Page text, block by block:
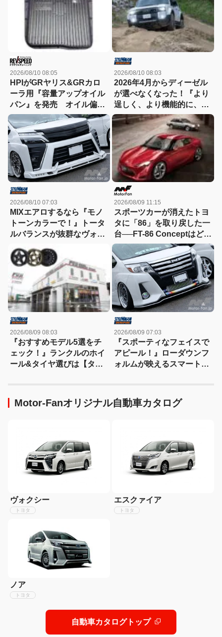
2026/08/10 08:05
HPIがGRヤリス&GRカロ
ーラ用『容量アップオイル
パン』を発売 オイル偏り
対策の内部隔壁も付属
2026/08/10 08:03
2026年4月からディーゼル
が選べなくなった！『より
逞しく、より機能的に、よ
り泥臭く』カスタム人気も
高いランクル250ってどん
なクルマ？【トヨタ・ラン
ドクルーザーガイド】
2026/08/10 07:03
MIXエアロするなら『モノ
トーンカラーで！』トータ
ルバランスが抜群なヴォク
2026/08/09 11:15
スポーツカーが消えたトヨ
タに「86」を取り戻した一
台──FT-86 Conceptはどう
なった？
2026/08/09 08:03
『おすすめモデル5選をチ
ェック！』ランクルのホイ
ール&タイヤ選びは【タイ
2026/08/09 07:03
『スポーティなフェイスで
アピール！』ローダウンフ
ォルムが映えるスマートな
Motor-Fanオリジナル自動車カタログ
ヴォクシー
トヨタ
エスクァイア
トヨタ
ノア
トヨタ
自動車カタログトップ